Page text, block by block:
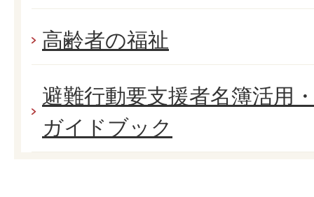
高齢者の福祉
避難行動要支援者名簿活用
ガイドブック